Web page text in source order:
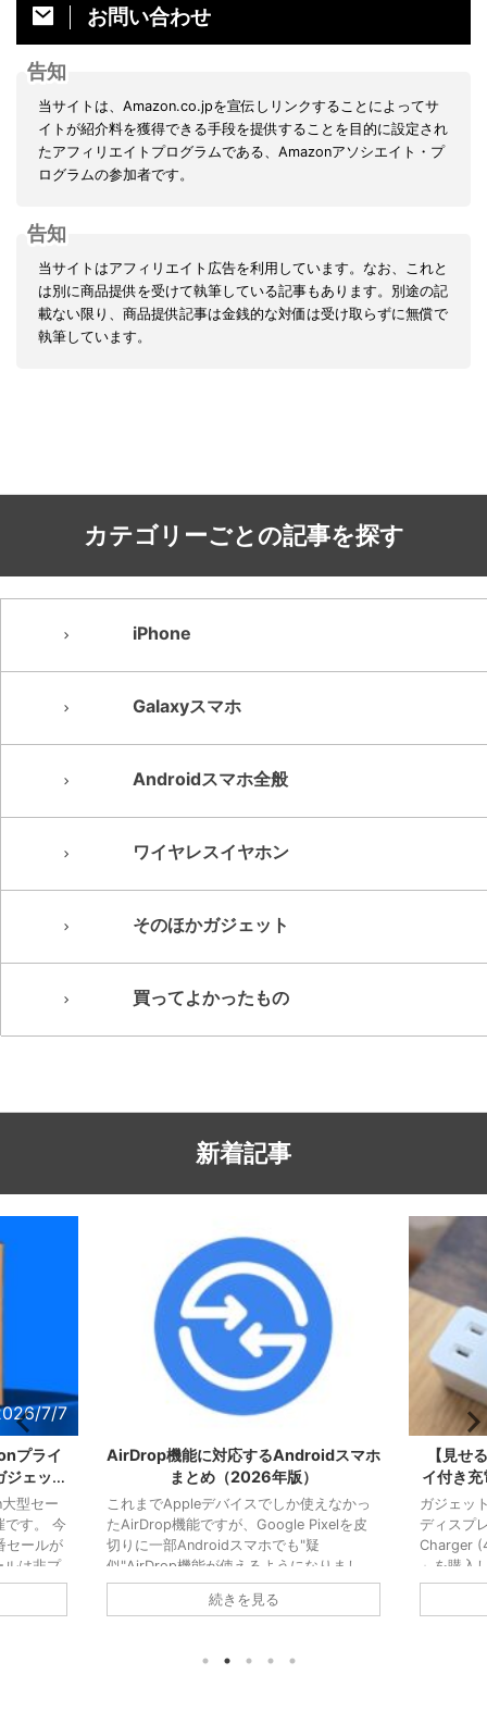
お問い合わせ
告知
当サイトは、Amazon.co.jpを宣伝しリンクすることによってサ
イトが紹介料を獲得できる手段を提供することを目的に設定され
たアフィリエイトプログラムである、Amazonアソシエイト・プ
ログラムの参加者です。
告知
当サイトはアフィリエイト広告を利用しています。なお、これと
は別に商品提供を受けて執筆している記事もあります。別途の記
載ない限り、商品提供記事は金銭的な対価は受け取らずに無償で
執筆しています。
カテゴリーごとの記事を探す
iPhone
Galaxyスマホ
Androidスマホ全般
ワイヤレスイヤホン
そのほかガジェット
買ってよかったもの
新着記事
7/7
プライ
ェット
型セー
です。 今
セールが
ルは非プ
事では、
AirDrop機能に対応するAndroidスマホ
まとめ（2026年版）
これまでAppleデバイスでしか使えなかっ
たAirDrop機能ですが、Google Pixelを皮
切りに一部Androidスマホでも"疑
似"AirDrop機能が使えるようになりまし
た。 Quick Share通じてAppleデバイス向
けの送信もちろん、Appleデバイスからの
機能なので対応機種こそ限られますが、
続きを見る
【見せ
イ付き
ガジェッ
ディスプ
Charger
」を購入
45W出力